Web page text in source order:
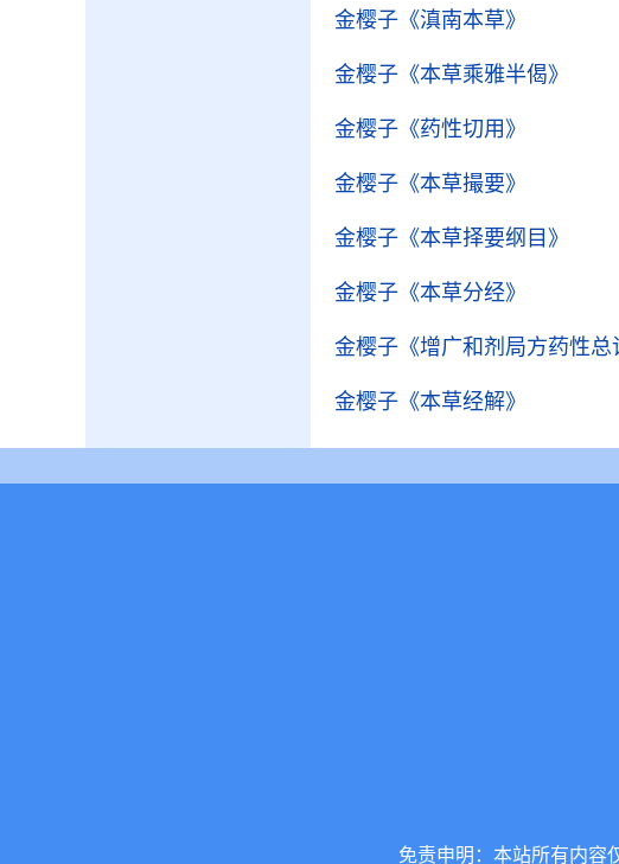
金樱子 《滇南本草》
金樱子 《本草乘雅半偈》
金樱子 《药性切用》
金樱子 《本草撮要》
金樱子 《本草择要纲目》
金樱子 《本草分经》
金樱子 《增广和剂局方药性总
金樱子 《本草经解》
免责申明：本站所有内容